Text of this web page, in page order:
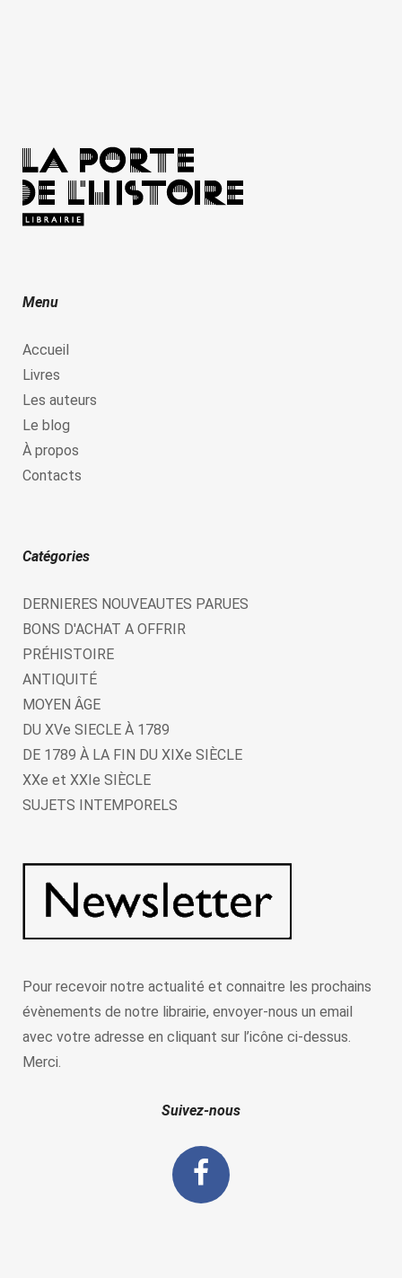
Menu
Accueil
Livres
Les auteurs
Le blog
À propos
Contacts
Catégories
DERNIERES NOUVEAUTES PARUES
BONS D'ACHAT A OFFRIR
PRÉHISTOIRE
ANTIQUITÉ
MOYEN ÂGE
DU XVe SIECLE À 1789
DE 1789 À LA FIN DU XIXe SIÈCLE
XXe et XXIe SIÈCLE
SUJETS INTEMPORELS
Pour recevoir notre actualité et connaitre les prochains
évènements de notre librairie, envoyer-nous un email
avec votre adresse en cliquant sur l’icône ci-dessus.
Merci.
Suivez-nous